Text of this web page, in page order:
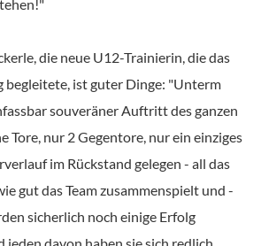
die neue U12-Trainierin, die das
begleitete, ist guter Dinge: "Unterm
souveräner Auftritt des ganzen
Tore, nur 2 Gegentore, nur ein einziges
im Rückstand gelegen - all das
gut das Team zusammenspielt und -
sicherlich noch einige Erfolg